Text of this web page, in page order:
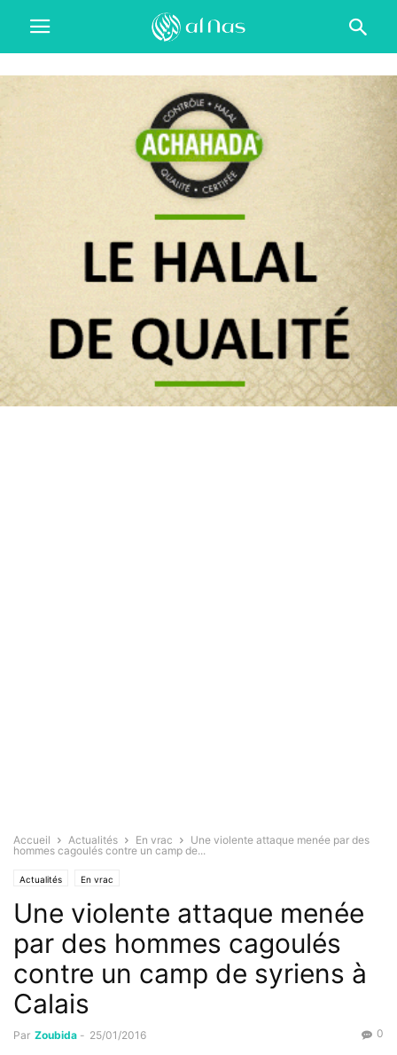
Accueil Actualités En vrac
Une violente attaque menée par des
hommes cagoulés contre un camp de...
Actualités En vrac
Une violente attaque menée
par des hommes cagoulés
contre un camp de syriens à
Calais
Par Zoubida - 25/01/2016 0